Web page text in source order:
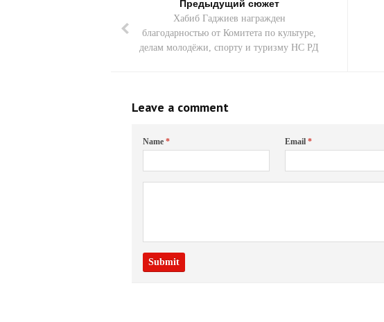
Предыдущий сюжет
Хабиб Гаджиев награжден
благодарностью от Комитета по культуре,
делам молодёжи, спорту и туризму НС РД
Leave a comment
Name* Email*